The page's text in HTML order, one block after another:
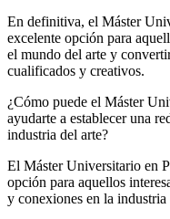
En definitiva, el Máster
excelente opción para
el mundo del arte y
cualificados y creativos.
¿Cómo puede el Máster
ayudarte a establecer una
industria del arte?
El Máster Universitario en
opción para aquellos
y conexiones en la industria